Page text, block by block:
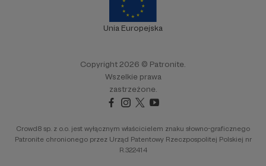
Unia Europejska
Copyright 2026 © Patronite.
Wszelkie prawa
zastrzeżone.
Crowd8 sp. z o.o. jest wyłącznym właścicielem znaku słowno-graficznego
Patronite chronionego przez Urząd Patentowy Rzeczpospolitej Polskiej nr
R.322414